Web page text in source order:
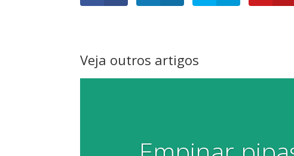
Veja outros artigos